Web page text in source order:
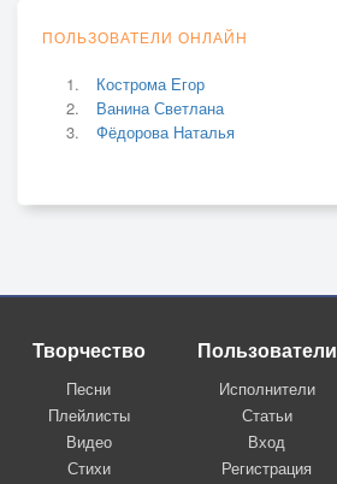
ПОЛЬЗОВАТЕЛИ ОНЛАЙН
Кострома Егор
Ванина Светлана
Фёдорова Наталья
Творчество
Песни
Плейлисты
Видео
Стихи
Пользователи
Исполнители
Статьи
Вход
Регистрация